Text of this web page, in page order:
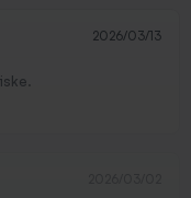
2026/03/13